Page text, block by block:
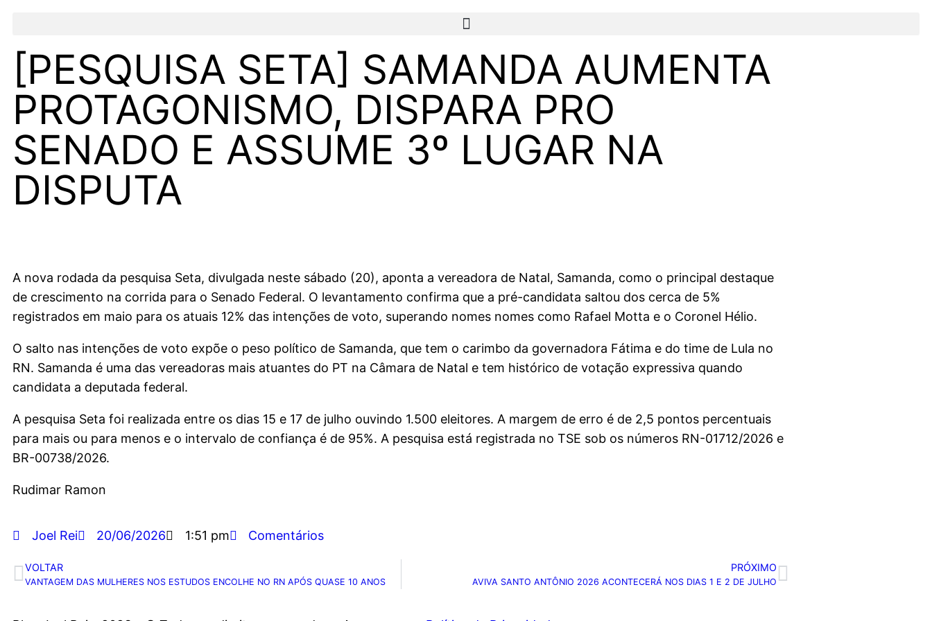
[PESQUISA SETA] SAMANDA AUMENTA
PROTAGONISMO, DISPARA PRO
SENADO E ASSUME 3º LUGAR NA
DISPUTA
A nova rodada da pesquisa Seta, divulgada neste sábado (20), aponta a vereadora de Natal, Samanda, como o principal destaque
de crescimento na corrida para o Senado Federal. O levantamento confirma que a pré-candidata saltou dos cerca de 5%
registrados em maio para os atuais 12% das intenções de voto, superando nomes nomes como Rafael Motta e o Coronel Hélio.
O salto nas intenções de voto expõe o peso político de Samanda, que tem o carimbo da governadora Fátima e do time de Lula no
RN. Samanda é uma das vereadoras mais atuantes do PT na Câmara de Natal e tem histórico de votação expressiva quando
candidata a deputada federal.
A pesquisa Seta foi realizada entre os dias 15 e 17 de julho ouvindo 1.500 eleitores. A margem de erro é de 2,5 pontos percentuais
para mais ou para menos e o intervalo de confiança é de 95%. A pesquisa está registrada no TSE sob os números RN-01712/2026 e
BR-00738/2026.
Rudimar Ramon
Joel Rei 20/06/2026 1:51 pm Comentários
VOLTAR
VANTAGEM DAS MULHERES NOS ESTUDOS ENCOLHE NO RN APÓS QUASE 10 ANOS
PRÓXIMO
AVIVA SANTO ANTÔNIO 2026 ACONTECERÁ NOS DIAS 1 E 2 DE JULHO